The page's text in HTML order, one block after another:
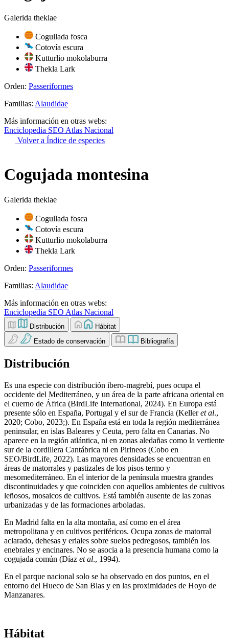
Galerida theklae
Cogullada fosca
Cotovía escura
Kutturlio mokolaburra
Thekla Lark
Orden: Passeriformes
Familias: Alaudidae
Más información en otras webs:
Enciclopedia SEO Atlas Nacional
Volver a Índice de especies
Cogujada montesina
Galerida theklae
Cogullada fosca
Cotovía escura
Kutturlio mokolaburra
Thekla Lark
Orden: Passeriformes
Familias: Alaudidae
Más información en otras webs:
Enciclopedia SEO Atlas Nacional
Distribución
Hábitat
Estado de conservación
Bibliografía
Distribución
Es una especie con distribución ibero-magrebí, pues ocupa el
occidente del Mediterráneo, y un área de la parte africana oriental en
el cuerno de África (BirdLife International, 2024). En Europa está
presente sólo en España, Portugal y el sur de Francia (Kelleret al.,
2020; Cobo, 2023;). En España está en toda la región mediterránea
peninsular, en islas Baleares y Ceuta, pero falta en Canarias. No
aparece en la región atlántica, ni en zonas aledañas como la vertiente
sur de la cordillera Cantábrica ni en Pirineos (Cobo en
SEO/BirdLife, 2022). Las mayores densidades se encuentran en
áreas de matorrales y pastizales de los pisos termo y
mesomediterráneo. En el interior de la península muestra grandes
discontinuidades y que coinciden con aquellos ambientes de cultivos
leñosos, mosaicos de cultivos. Está también ausente de las zonas
urbanizadas y de las formaciones arboladas.
En Madrid falta en la alta montaña, así como en el área
metropolitana y en cultivos periféricos. Ocupa zonas de matorral
aclarado, dehesas y eriales sobre suelos pedregosos, también los
enebrales y encinares. No se asocia a la presencia humana como la
cogujada común (Díaz et al., 1994).
En el parque nacional solo se ha observado en dos puntos, en el
entorno del Hueco de San Blas y en las proximidades de Hoyo de
Manzanares.
Hábitat